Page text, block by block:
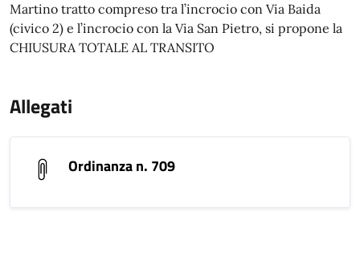
Martino tratto compreso tra l’incrocio con Via Baida
(civico 2) e l’incrocio con la Via San Pietro, si propone la
CHIUSURA TOTALE AL TRANSITO
Allegati
Ordinanza n. 709